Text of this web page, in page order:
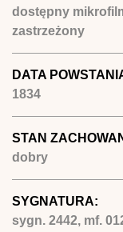
dostępny
zastrzeżony
DATA
1834
STAN
dobry
SYGNATURA:
sygn. 2442, mf.